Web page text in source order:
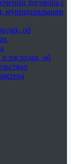
договора с
муниципальным
об
расходах, об